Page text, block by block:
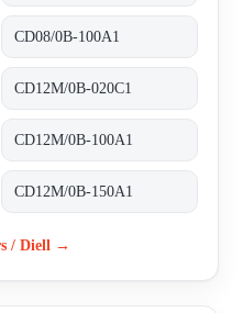
CD08/0B-100A1
CD12M/0B-020C1
CD12M/0B-100A1
CD12M/0B-150A1
/ Diell →